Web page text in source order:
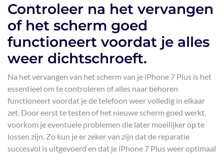
Controleer na het vervangen
of het scherm goed
functioneert voordat je alles
weer dichtschroeft.
Na het vervangen van het scherm van je iPhone 7 Plus is het
essentieel om te controleren of alles naar behoren
functioneert voordat je de telefoon weer volledig in elkaar
zet. Door eerst te testen of het nieuwe scherm goed werkt,
voorkom je eventuele problemen die later moeilijker op te
lossen zijn. Zo kun je er zeker van zijn dat de reparatie
succesvol is uitgevoerd en dat je iPhone 7 Plus weer optimaal